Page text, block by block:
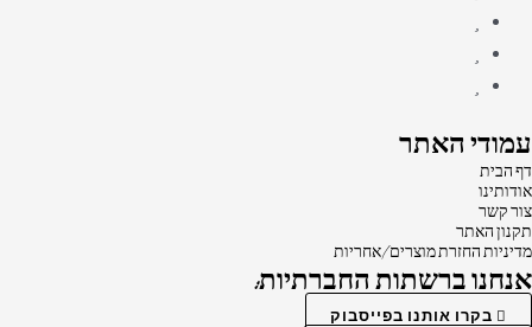
עמודי האתר
דף הבית
אודותינו
צור קשר
תקנון האתר
מדיניות החזרת מוצרים/אחריות
אנחנו ברשתות החברתיות:
בקרו אותנו בפייסבוק